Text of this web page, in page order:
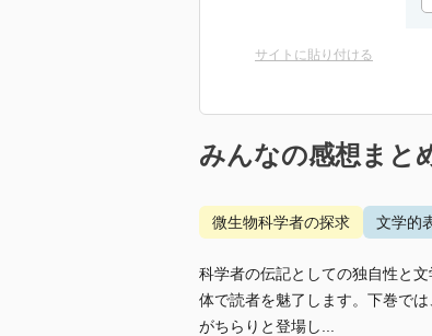
サイトに貼り付ける
みんなの感想まと
微生物科学者の探求 文学的
科学者の伝記としての独自性と
体で読者を魅了します。下巻で
がちらりと登場し...